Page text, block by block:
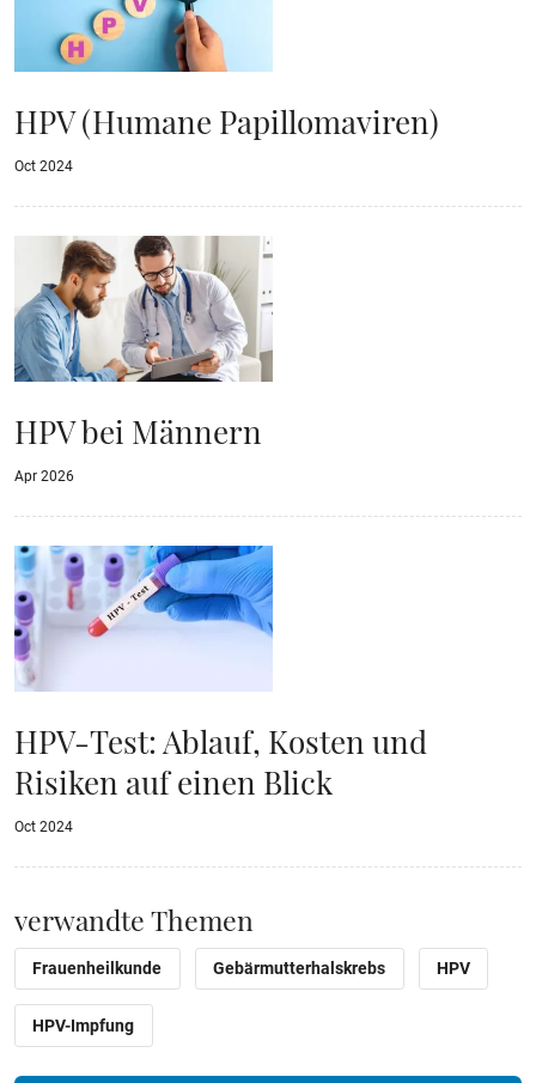
HPV (Humane Papillomaviren)
Oct 2024
HPV bei Männern
Apr 2026
HPV-Test: Ablauf, Kosten und
Risiken auf einen Blick
Oct 2024
verwandte Themen
Frauenheilkunde Gebärmutterhalskrebs HPV
HPV-Impfung